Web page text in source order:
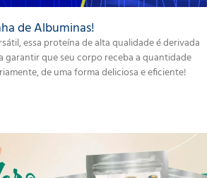
de Albuminas!
essa proteína de alta qualidade é derivada
garantir que seu corpo receba a quantidade
de uma forma deliciosa e eficiente!